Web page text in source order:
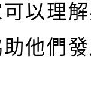
以理
他們